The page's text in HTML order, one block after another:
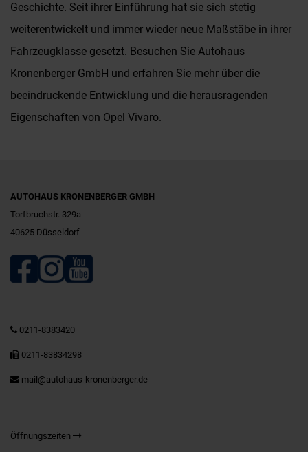
Geschichte. Seit ihrer Einführung hat sie sich stetig
weiterentwickelt und immer wieder neue Maßstäbe in ihrer
Fahrzeugklasse gesetzt. Besuchen Sie Autohaus
Kronenberger GmbH und erfahren Sie mehr über die
beeindruckende Entwicklung und die herausragenden
Eigenschaften von Opel Vivaro.
AUTOHAUS KRONENBERGER GMBH
Torfbruchstr. 329a
40625 Düsseldorf
0211-8383420
0211-83834298
mail@autohaus-kronenberger.de
Öffnungszeiten